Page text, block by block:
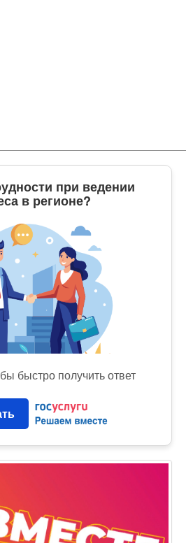
при ведении
в регионе?
быстро получить ответ